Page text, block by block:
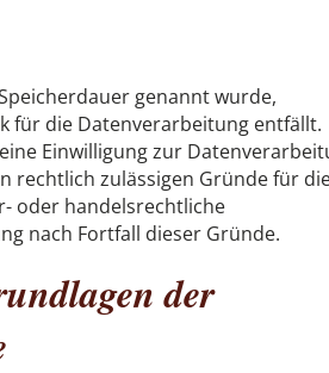
genannt wurde,
für die Datenverarbeitung entfällt.
Einwilligung zur
rechtlich zulässigen Gründe für
oder handelsrechtliche
nach Fortfall dieser Gründe.
der